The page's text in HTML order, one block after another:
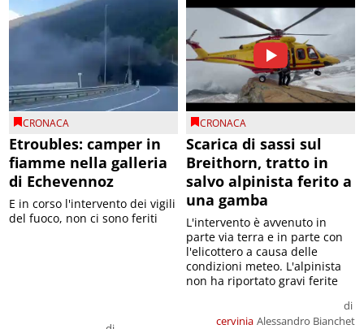
CRONACA
Etroubles: camper in
fiamme nella galleria
di Echevennoz
E in corso l'intervento dei vigili
del fuoco, non ci sono feriti
CRONACA
Scarica di sassi sul
Breithorn, tratto in
salvo alpinista ferito a
una gamba
cervinia
di
Alessandro Bianchet
L'intervento è avvenuto in
parte via terra e in parte con
l'elicottero a causa delle
condizioni meteo. L'alpinista
non ha riportato gravi ferite